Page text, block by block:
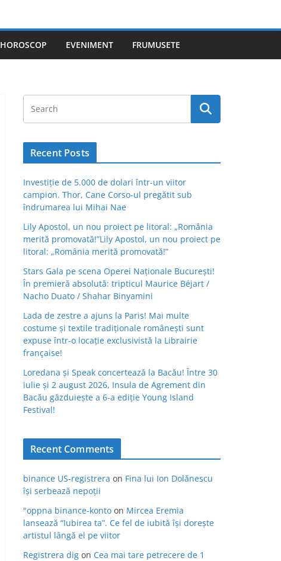
HOROSCOP EVENIMENT FRUMUSETE
Recent Posts
Investiție de 5.000 de dolari într-un viitor
campion. Thor, Cane Corso-ul pregătit sub
îndrumarea lui Mihai Nae
Lily Apostol, un nou proiect pe litoral: „România
merită promovată!”Lily Apostol, un nou proiect pe
litoral: „România merită promovată!”
Stars Gala pe scena Operei Naționale București!
În premieră absolută: tripticul Maurice Béjart /
Nacho Duato / Shahar Binyamini
Lada de zestre a ajuns la Paris! Mai multe
costume și textile tradiționale românești sunt
expuse într-o locație exclusivistă la Librairie
française!
Loredana și Speak concertează la Bacău! Între 30
iulie și 2 august 2026, Insula de Agrement din
Bacău găzduiește a 6-a ediție Young Island
Festival!
Recent Comments
binance US-registrera on Fina lui Ion Dolănescu
își serbează nepoții
"oppna binance-konto on Mircea Eremia
lansează “Iubirea ta”. Ce fel de iubită își dorește
artistul lângă el pe viitor
Registrera dig on Cea mai tare petrecere de 1